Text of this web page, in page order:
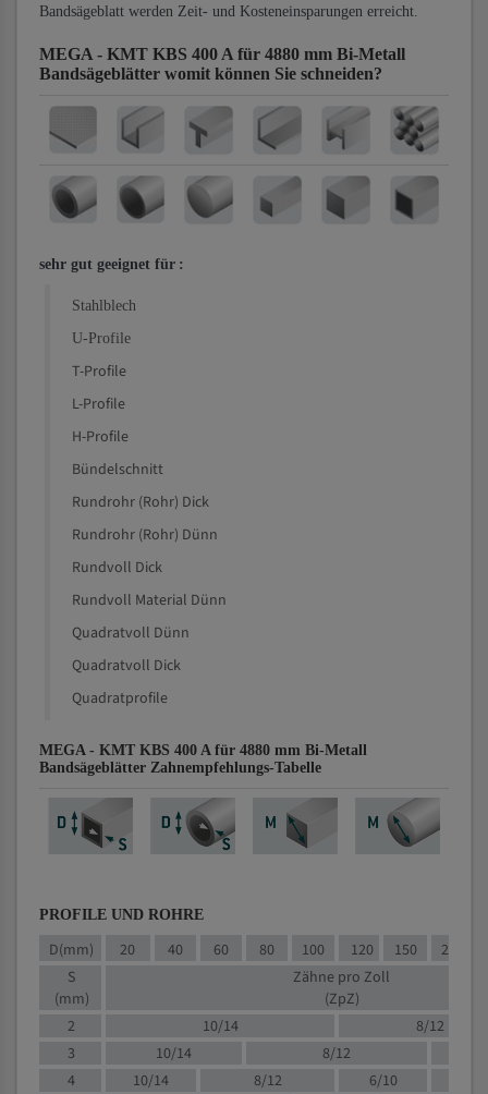
Bandsägeblatt werden Zeit- und Kosteneinsparungen erreicht.
MEGA - KMT KBS 400 A für 4880 mm Bi-Metall
Bandsägeblätter womit können Sie schneiden?
sehr gut geeignet für :
Stahlblech
U-Profile
T-Profile
L-Profile
H-Profile
Bündelschnitt
Rundrohr (Rohr) Dick
Rundrohr (Rohr) Dünn
Rundvoll Dick
Rundvoll Material Dünn
Quadratvoll Dünn
Quadratvoll Dick
Quadratprofile
MEGA - KMT KBS 400 A für 4880 mm Bi-Metall
Bandsägeblätter Zahnempfehlungs-Tabelle
PROFILE UND ROHRE
D(mm) 20 40 60 80 100 120 150 200
S
(mm)
Zähne pro Zoll
(ZpZ)
2
10/14
8/12
3
10/14 8/12
4
10/14 8/12 6/10